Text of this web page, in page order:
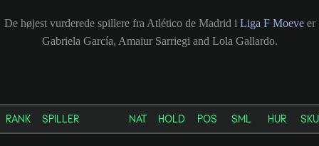
De højest vurderede spillere fra Atlético de Madrid i Liga F Moeveer
Gabriela García, Amaiur Sarriegi and Lola Gallardo.
RANK SPILLER NAT HOLD POS SML HUR SKU